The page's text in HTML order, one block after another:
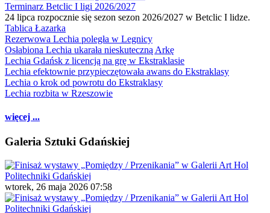
Terminarz Betclic I ligi 2026/2027
24 lipca rozpocznie się sezon sezon 2026/2027 w Betclic I lidze.
Tablica Łazarka
Rezerwowa Lechia poległa w Legnicy
Osłabiona Lechia ukarała nieskuteczną Arkę
Lechia Gdańsk z licencją na grę w Ekstraklasie
Lechia efektownie przypieczętowała awans do Ekstraklasy
Lechia o krok od powrotu do Ekstraklasy
Lechia rozbita w Rzeszowie
więcej ...
Galeria Sztuki Gdańskiej
wtorek, 26 maja 2026 07:58